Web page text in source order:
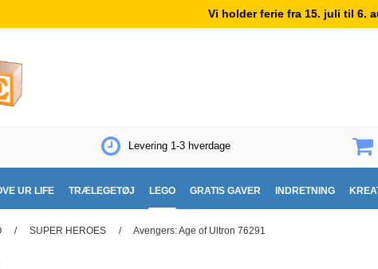
Vi holder ferie fra 15. juli til 6.
Levering 1-3 hverdage
UR LIFE TRÆLEGETØJ LEGO GRATIS GAVER INDRETNING
/ SUPER HEROES / Avengers: Age of Ultron 76291